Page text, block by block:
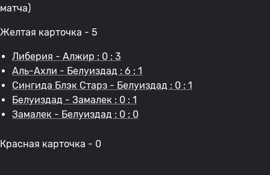
матча)
Желтая карточка - 5
Либерия - Алжир : 0 : 3
Аль-Ахли - Белуиздад : 6 : 1
Сингида Блэк Старз - Белуиздад : 0 : 1
Белуиздад - Замалек : 0 : 1
Замалек - Белуиздад : 0 : 0
Красная карточка - 0